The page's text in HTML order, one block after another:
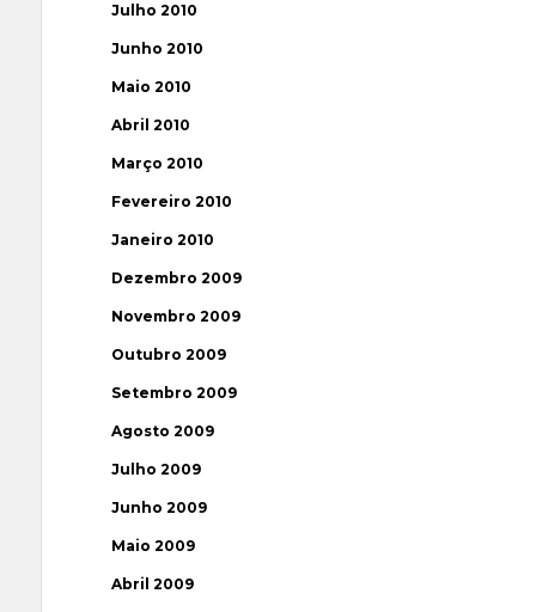
Julho 2010
Junho 2010
Maio 2010
Abril 2010
Março 2010
Fevereiro 2010
Janeiro 2010
Dezembro 2009
Novembro 2009
Outubro 2009
Setembro 2009
Agosto 2009
Julho 2009
Junho 2009
Maio 2009
Abril 2009